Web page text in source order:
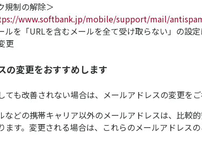
規制の解除＞
www.softbank.jp/mobile/support/mail/
を「URLを含むメールを全て受け取らない」の設
更
の変更をおすすめします
ても改善されない場合は、メールアドレスの変更をご
どの携帯キャリア以外のメールアドレスは、比較
ます。変更される場合は、これらのメールアドレス